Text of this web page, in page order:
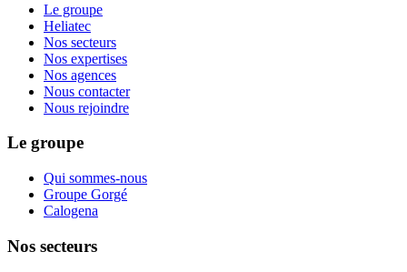
Le groupe
Heliatec
Nos secteurs
Nos expertises
Nos agences
Nous contacter
Nous rejoindre
Le groupe
Qui sommes-nous
Groupe Gorgé
Calogena
Nos secteurs